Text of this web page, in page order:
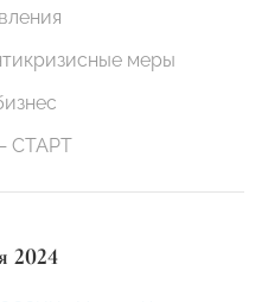
меры
СТАРТ
2024